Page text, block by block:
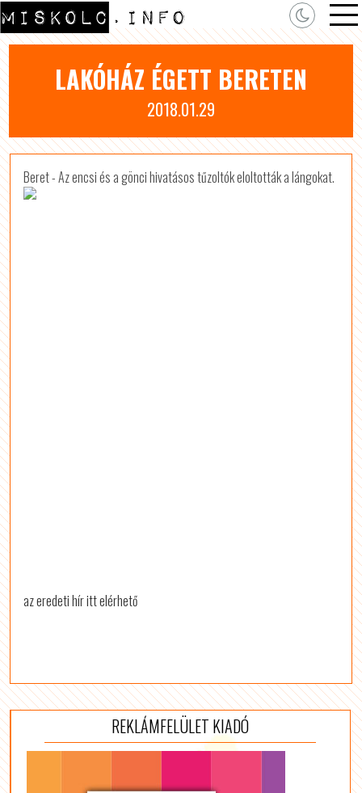
LAKÓHÁZ ÉGETT BERETEN
2018.01.29
Beret - Az encsi és a gönci hivatásos tűzoltók eloltották a lángokat.
az eredeti hír itt elérhető
REKLÁMFELÜLET KIADÓ